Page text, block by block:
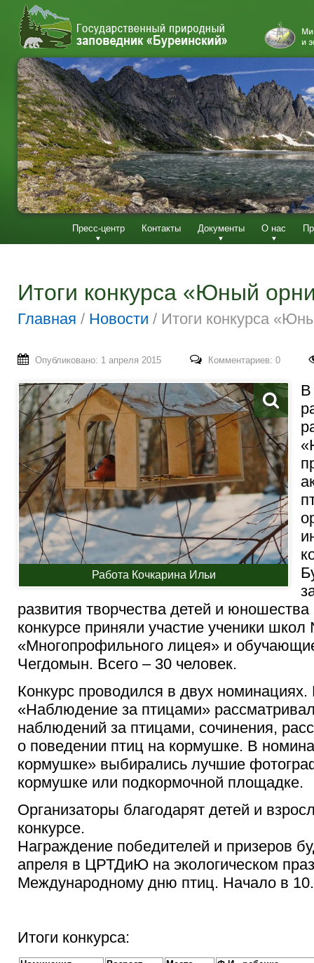
Пресс-центр Контакты Документы О нас
Итоги конкурса «Юный
Главная / Новости / Итоги конкурса
Опубликовано: 1 апреля 2015 Комментариев: 0
Работа Кочкарина Ильи
В
развития творчества детей и
конкурсе приняли участие ученики
«Многопрофильного лицея» и
Чегдомын. Всего – 30 человек.
Конкурс проводился в двух
«Наблюдение за птицами»
наблюдений за птицами, сочинения,
о поведении птиц на кормушке. В
кормушке» выбирались лучшие
кормушке или подкормочной площадке.
Организаторы благодарят детей и
конкурсе.
Награждение победителей и призеров
апреля в ЦРТДиЮ на экологическом
Международному дню птиц. Начало в
Итоги конкурса: